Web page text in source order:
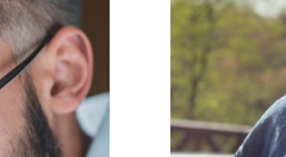
Plast
L
142 mm
140 mm